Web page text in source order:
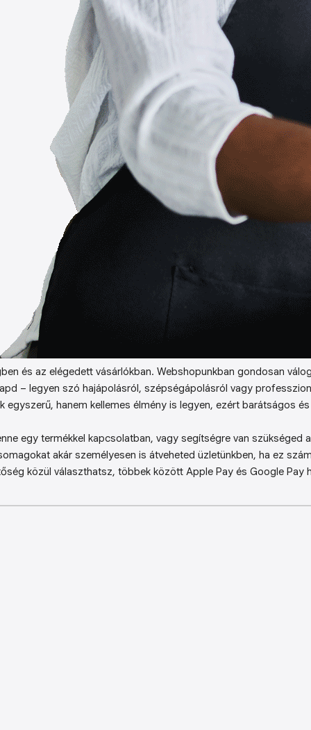
és az elégedett vásárlókban. Webshopunkban gondosan
– legyen szó hajápolásról, szépségápolásról vagy
egyszerű, hanem kellemes élmény is legyen, ezért barátságos
egy termékkel kapcsolatban, vagy segítségre van szükséged
akár személyesen is átveheted üzletünkben, ha ez
közül választhatsz, többek között Apple Pay és Google Pay